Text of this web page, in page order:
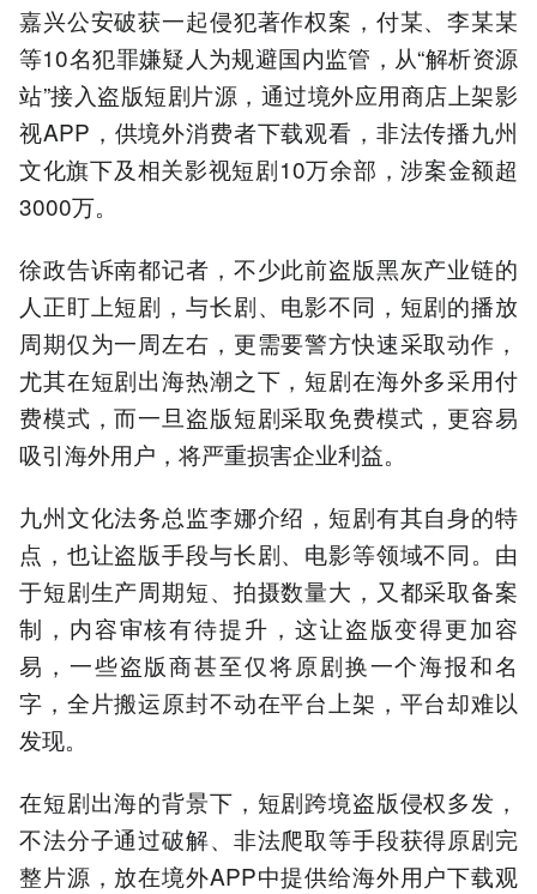
嘉兴公安破获一起侵犯著作权案，付某、李某某
等10名犯罪嫌疑人为规避国内监管，从“解析资源
站”接入盗版短剧片源，通过境外应用商店上架影
视APP，供境外消费者下载观看，非法传播九州
文化旗下及相关影视短剧10万余部，涉案金额超
3000万。
徐政告诉南都记者，不少此前盗版黑灰产业链的
人正盯上短剧，与长剧、电影不同，短剧的播放
周期仅为一周左右，更需要警方快速采取动作，
尤其在短剧出海热潮之下，短剧在海外多采用付
费模式，而一旦盗版短剧采取免费模式，更容易
吸引海外用户，将严重损害企业利益。
九州文化法务总监李娜介绍，短剧有其自身的特
点，也让盗版手段与长剧、电影等领域不同。由
于短剧生产周期短、拍摄数量大，又都采取备案
制，内容审核有待提升，这让盗版变得更加容
易，一些盗版商甚至仅将原剧换一个海报和名
字，全片搬运原封不动在平台上架，平台却难以
发现。
在短剧出海的背景下，短剧跨境盗版侵权多发，
不法分子通过破解、非法爬取等手段获得原剧完
整片源，放在境外APP中提供给海外用户下载观